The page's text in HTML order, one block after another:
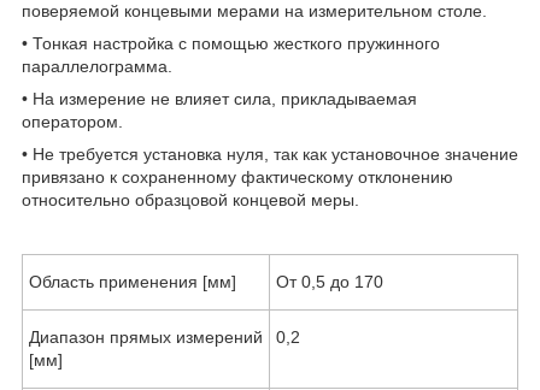
поверяемой концевыми мерами на измерительном столе.
• Тонкая настройка с помощью жесткого пружинного
параллелограмма.
• На измерение не влияет сила, прикладываемая
оператором.
• Не требуется установка нуля, так как установочное значение
привязано к сохраненному фактическому отклонению
относительно образцовой концевой меры.
Область применения [мм] От 0,5 до 170
Диапазон прямых измерений
[мм]
0,2